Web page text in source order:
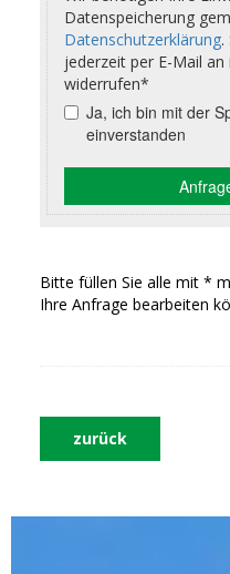
Bitte füllen Sie alle mit *
Ihre Anfrage bearbeiten
zurück